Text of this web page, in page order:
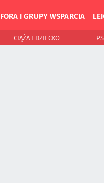
FORA I GRUPY WSPARCIA
CIĄŻA I DZIECKO